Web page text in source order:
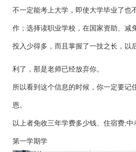
不一定能考上大学，即使大学毕业了也
作；选择读职业学校，在国家资助、减
投入少得多，而且掌握了一技之长，以
利了，那是老师已经放弃你。
所以看到这个信息的时候，你一定要记
恩。
以上者免收三年学费多少钱、住宿费;
第一学期学